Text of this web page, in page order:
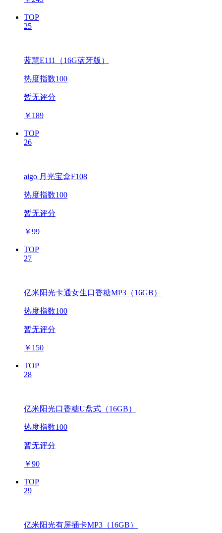
TOP
25
蓝慧E111（16G蓝牙版）
热度指数100
暂无评分
￥ 189
TOP
26
aigo 月光宝盒F108
热度指数100
暂无评分
￥99
TOP
27
亿米阳光卡通女生口香糖MP3（16GB）
热度指数100
暂无评分
￥ 150
TOP
28
亿米阳光口香糖U盘式（16GB）
热度指数100
暂无评分
￥90
TOP
29
亿米阳光有屏插卡MP3（16GB）